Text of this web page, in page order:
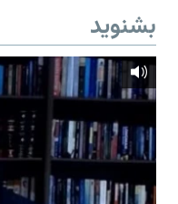
بشنوید